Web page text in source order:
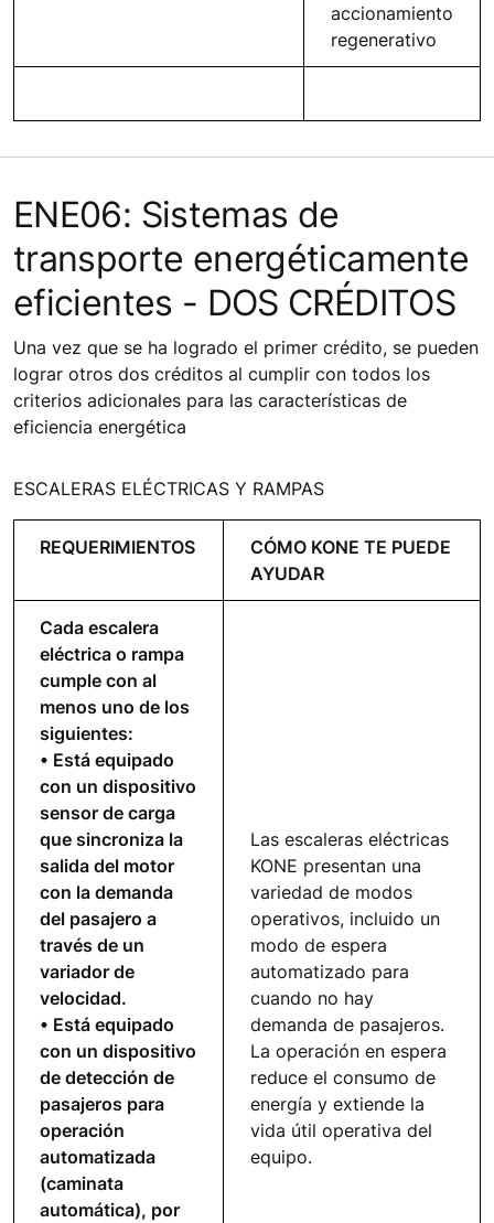
accionamiento
regenerativo
ENE06: Sistemas de
transporte energéticamente
eficientes - DOS CRÉDITOS
Una vez que se ha logrado el primer crédito, se pueden
lograr otros dos créditos al cumplir con todos los
criterios adicionales para las características de
eficiencia energética
ESCALERAS ELÉCTRICAS Y RAMPAS
REQUERIMIENTOS
CÓMO KONE TE PUEDE
AYUDAR
Cada escalera
eléctrica o rampa
cumple con al
menos uno de los
siguientes:
• Está equipado
con un dispositivo
sensor de carga
que sincroniza la
salida del motor
con la demanda
del pasajero a
través de un
variador de
velocidad.
• Está equipado
con un dispositivo
de detección de
pasajeros para
operación
automatizada
(caminata
automática), por
Las escaleras eléctricas
KONE presentan una
variedad de modos
operativos, incluido un
modo de espera
automatizado para
cuando no hay
demanda de pasajeros.
La operación en espera
reduce el consumo de
energía y extiende la
vida útil operativa del
equipo.